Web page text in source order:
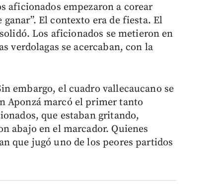
aficionados empezaron a corear
El contexto era de fiesta. El
Los aficionados se metieron en
verdolagas se acercaban, con la
embargo, el cuadro vallecaucano se
Aponzá marcó el primer tanto
que estaban gritando,
abajo en el marcador. Quienes
que jugó uno de los peores partidos